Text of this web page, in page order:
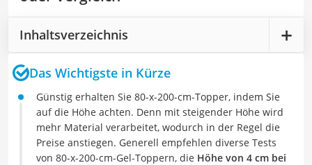
Inhaltsverzeichnis
Das Wichtigste in Kürze
Günstig erhalten Sie 80-x-200-cm-Topper, indem Sie
auf die Höhe achten. Denn mit steigender Höhe wird
mehr Material verarbeitet, wodurch in der Regel die
Preise anstiegen. Generell empfehlen diverse Tests
von 80-x-200-cm-Gel-Toppern, die Höhe von 4 cm bei